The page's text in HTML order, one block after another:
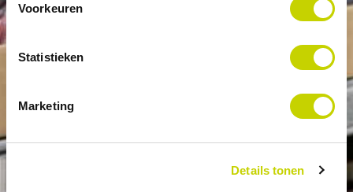
Voorkeuren
Statistieken
Marketing
Details tonen